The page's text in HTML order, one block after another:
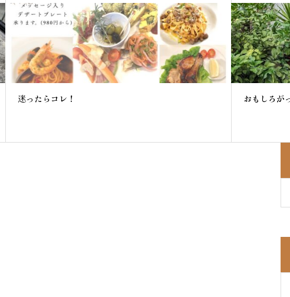
迷ったらコレ！ おもしろが